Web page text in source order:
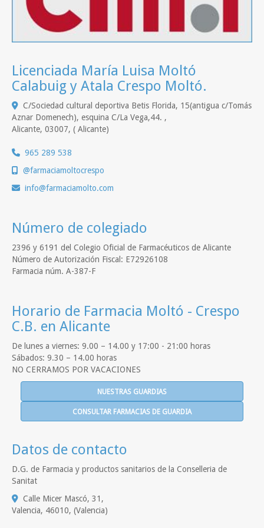
Licenciada María Luisa Moltó
Calabuig y Atala Crespo Moltó.
C/Sociedad cultural deportiva Betis Florida, 15(antigua c/Tomás
Aznar Domenech), esquina C/La Vega,44. ,
Alicante, 03007, ( Alicante)
965 289 538
@farmaciamoltocrespo
info
farmaciamolto.com
Número de colegiado
2396 y 6191 del Colegio Oficial de Farmacéuticos de Alicante
Número de Autorización Fiscal: E72926108
Farmacia núm. A-387-F
Horario de Farmacia Moltó - Crespo
C.B. en Alicante
De lunes a viernes: 9.00 – 14.00 y 17:00 - 21:00 horas
Sábados: 9.30 – 14.00 horas
NO CERRAMOS POR VACACIONES
NUESTRAS GUARDIAS
CONSULTAR FARMACIAS DE GUARDIA
Datos de contacto
D.G. de Farmacia y productos sanitarios de la Conselleria de
Sanitat
Calle Micer Mascó, 31,
Valencia, 46010, (Valencia)